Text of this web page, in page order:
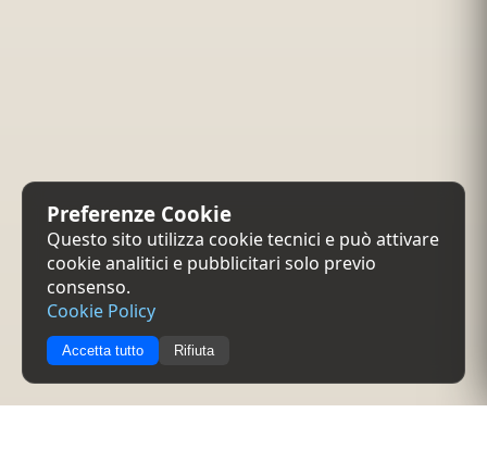
Preferenze Cookie
Questo sito utilizza cookie tecnici e può attivare
cookie analitici e pubblicitari solo previo
consenso.
Cookie Policy
Accetta tutto Rifiuta